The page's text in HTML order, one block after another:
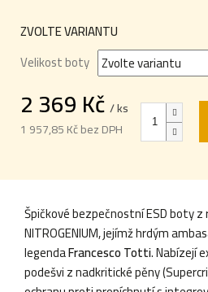
ZVOLTE VARIANTU
Velikost boty
2 369 Kč / ks
1 957,85 Kč bez DPH
Špičkové bezpečnostní ESD boty
NITROGENIUM, jejímž hrdým
legendaFrancesco Totti. Nabízejí
podešvi z nadkritické pěny